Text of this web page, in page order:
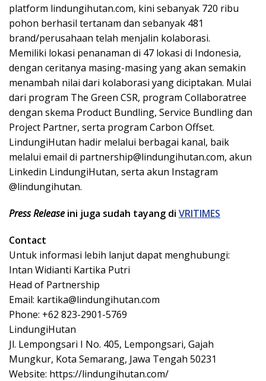
platform lindungihutan.com, kini sebanyak 720 ribu
pohon berhasil tertanam dan sebanyak 481
brand/perusahaan telah menjalin kolaborasi.
Memiliki lokasi penanaman di 47 lokasi di Indonesia,
dengan ceritanya masing-masing yang akan semakin
menambah nilai dari kolaborasi yang diciptakan. Mulai
dari program The Green CSR, program Collaboratree
dengan skema Product Bundling, Service Bundling dan
Project Partner, serta program Carbon Offset.
LindungiHutan hadir melalui berbagai kanal, baik
melalui email di partnership@lindungihutan.com, akun
Linkedin LindungiHutan, serta akun Instagram
@lindungihutan.
Press Release ini juga sudah tayang di VRITIMES
Contact
Untuk informasi lebih lanjut dapat menghubungi:
Intan Widianti Kartika Putri
Head of Partnership
Email: kartika@lindungihutan.com
Phone: +62 823-2901-5769
LindungiHutan
Jl. Lempongsari I No. 405, Lempongsari, Gajah
Mungkur, Kota Semarang, Jawa Tengah 50231
Website: https://lindungihutan.com/